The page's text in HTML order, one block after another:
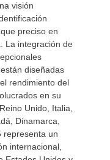
visión
preciso en
La integración de
diseñadas
rendimiento del
en su
Unido, Italia,
Dinamarca,
representa un
internacional,